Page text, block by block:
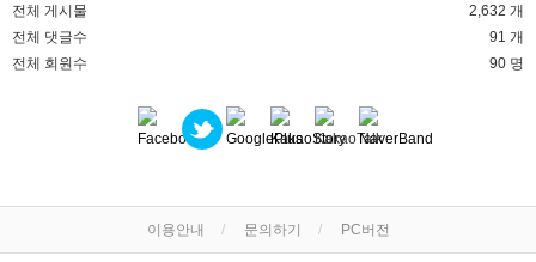
전체 게시물
2,632 개
전체 댓글수
91 개
전체 회원수
90 명
이용안내 문의하기 PC버전